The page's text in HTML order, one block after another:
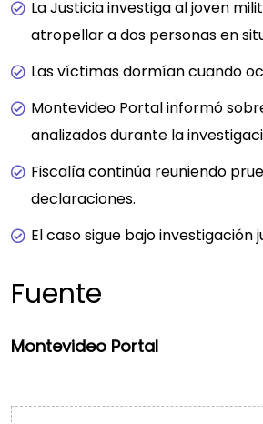
La Justicia investiga al joven
atropellar a dos personas en
Las víctimas dormían cuando
Montevideo Portal informó
analizados durante la
Fiscalía continúa reuniendo
declaraciones.
El caso sigue bajo investigación
Fuente
Montevideo Portal